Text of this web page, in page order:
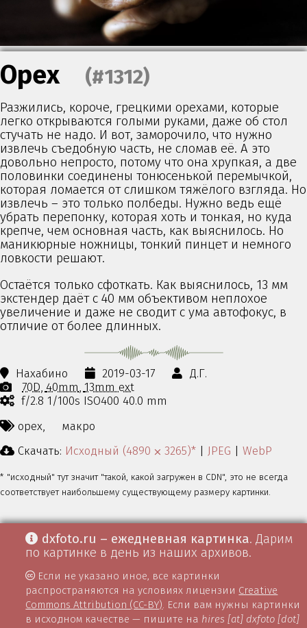
Орех (#1312)
Разжились, короче, грецкими орехами, которые
легко открываются голыми руками, даже об стол
стучать не надо. И вот, заморочило, что нужно
извлечь съедобную часть, не сломав её. А это
довольно непросто, потому что она хрупкая, а две
половинки соединены тонюсенькой перемычкой,
которая ломается от слишком тяжёлого взгляда. Но
извлечь – это только полбеды. Нужно ведь ещё
убрать перепонку, которая хоть и тонкая, но куда
крепче, чем основная часть, как выяснилось. Но
маникюрные ножницы, тонкий пинцет и немного
ловкости решают.
Остаётся только сфоткать. Как выяснилось, 13 мм
экстендер даёт с 40 мм объективом неплохое
увеличение и даже не сводит с ума автофокус, в
отличие от более длинных.
Нахабино 2019-03-17
Д.Г.
70D 40mm 13mm ext
f/2.8 1/100s ISO400 40.0 mm
орех,
макро
Скачать: Исходный (4890 ⨉ 3265)* JPEG WebP
* "исходный" тут значит "такой, какой загружен в CDN", это не всегда
соответствует наибольшему существующему размеру картинки.
dxfoto.ru – ежедневная картинка. Дарим
по картинке в день из наших архивов.
Если не указано иное, все картинки
распространяются на условиях лицензии Creative
Commons Attribution (CC-BY). Если вам нужны картинки
в исходном качестве — пишите на hires [at] dxfoto [dot]